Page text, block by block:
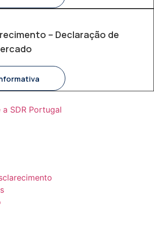
– Declaração de
a SDR Portugal